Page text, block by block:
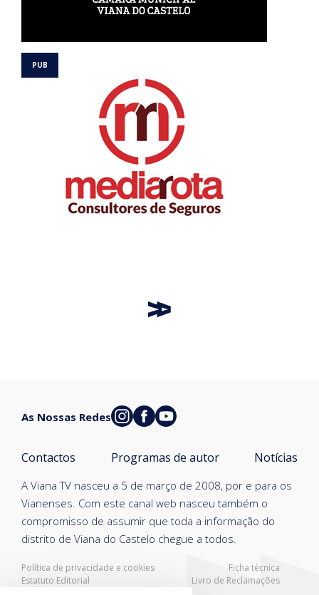
Política de privacidade e cookies
Ficha técnica
Estatuto Editorial
Livro de Reclamações
A Viana TV nasceu a 5 de março de 2008, por e para os
Vianenses. Com este canal web nasceu também o
compromisso de assumir que toda a informação do
distrito de Viana do Castelo chegue a todos.
Contactos Programas de autor Notícias
As Nossas Redes